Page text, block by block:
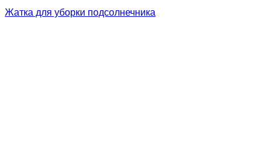
Жатка для уборки подсолнечника